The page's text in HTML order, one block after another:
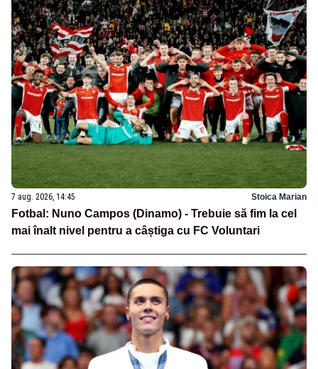
7 aug. 2026, 14:45 Stoica Marian
Fotbal: Nuno Campos (Dinamo) - Trebuie să fim la cel
mai înalt nivel pentru a câștiga cu FC Voluntari